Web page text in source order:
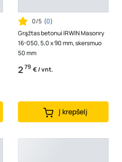
0/5 (0)
Grąžtas betonui IRWIN Masonry
16-050, 5,0 x 90 mm, skersmuo
50 mm
279 € / vnt.
Į krepšelį